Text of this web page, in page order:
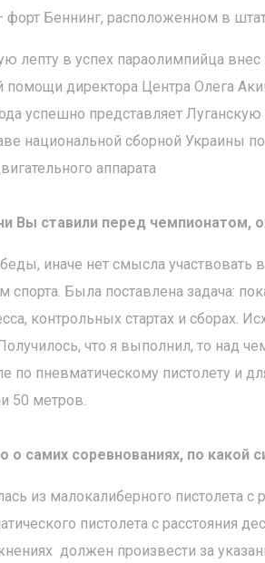
форт Беннинг, расположенном в
лепту в успех параолимпийца
помощи директора Центра Олега
успешно представляет
национальной сборной Украины
аппарата
Вы ставили перед чемпионатом,
иначе нет смысла участвовать
спорта. Была поставлена задача:
контрольных стартах и сборах.
что я выполнил, то над
по пневматическому пистолету и
50 метров.
о самих соревнованиях, по какой
из малокалиберного пистолета с
пистолета с расстояния
должен произвести за